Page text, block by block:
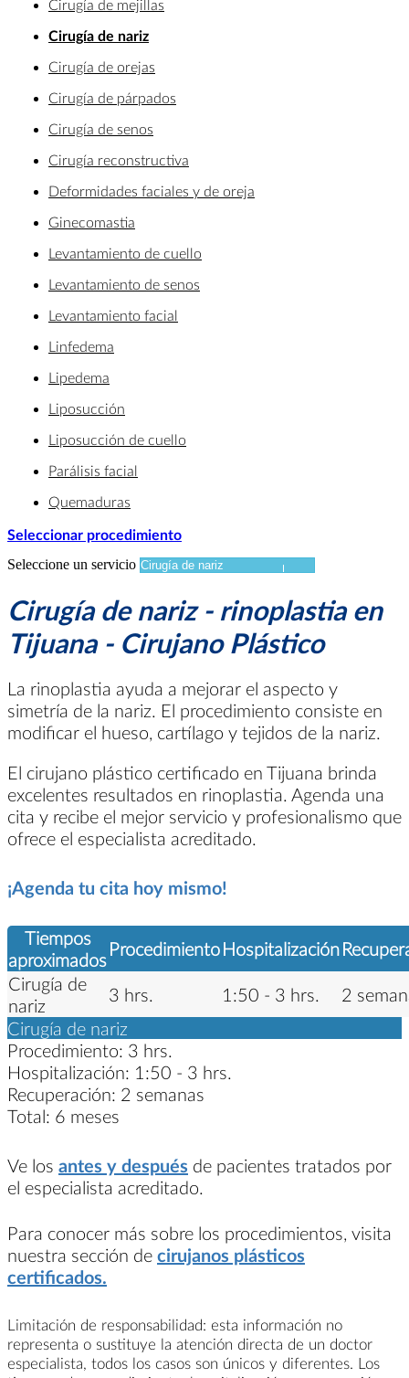
Cirugía de mejillas
Cirugía de nariz
Cirugía de orejas
Cirugía de párpados
Cirugía de senos
Cirugía reconstructiva
Deformidades faciales y de oreja
Ginecomastia
Levantamiento de cuello
Levantamiento de senos
Levantamiento facial
Linfedema
Lipedema
Liposucción
Liposucción de cuello
Parálisis facial
Quemaduras
Seleccionar procedimiento
Seleccione un servicio
Cirugía de nariz - rinoplastia en
Tijuana - Cirujano Plástico
La rinoplastia ayuda a mejorar el aspecto y
simetría de la nariz. El procedimiento consiste en
modificar el hueso, cartílago y tejidos de la nariz.
El cirujano plástico certificado en Tijuana brinda
excelentes resultados en rinoplastia. Agenda una
cita y recibe el mejor servicio y profesionalismo que
ofrece el especialista acreditado.
¡Agenda tu cita hoy mismo!
Tiempos
aproximadosProcedimientoHospitalización
Cirugía de
nariz
3 hrs. 1:50 - 3 hrs.
2
Cirugía de nariz
Procedimiento: 3 hrs.
Hospitalización: 1:50 - 3 hrs.
Recuperación: 2 semanas
Total: 6 meses
Ve los antes y después de pacientes tratados por
el especialista acreditado.
Para conocer más sobre los procedimientos, visita
nuestra sección de cirujanos plásticos
certificados.
Limitación de responsabilidad: esta información no
representa o sustituye la atención directa de un doctor
especialista, todos los casos son únicos y diferentes. Los